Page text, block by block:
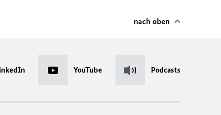
nach oben
YouTube Podcasts